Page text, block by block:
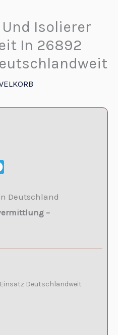
Isolierer
In 26892
Deutschland
–
Deutschlandweit